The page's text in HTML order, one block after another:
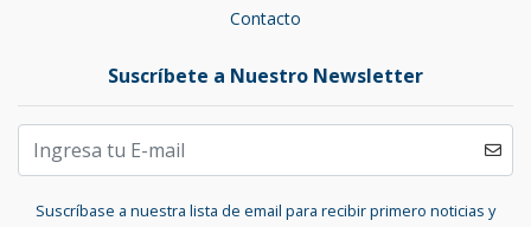
Contacto
Suscríbete a Nuestro Newsletter
Suscríbase a nuestra lista de email para recibir primero noticias y